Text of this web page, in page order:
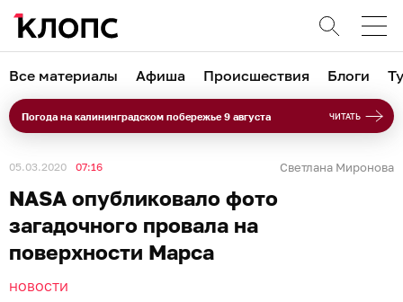
Все материалы Афиша Происшествия Блоги
Погода на калининградском побережье 9 августа ЧИТАТЬ
05.03.2020 07:16 Светлана Миронова
NASA опубликовало фото
загадочного провала на
поверхности Марса
НОВОСТИ